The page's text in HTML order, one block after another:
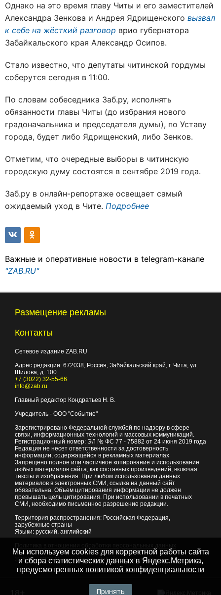
Однако на это время главу Читы и его заместителей
Александра Зенкова и Андрея Ядрищенского вызвал
к себе на жёсткий разговор врио губернатора
Забайкальского края Александр Осипов.
Стало известно, что депутаты читинской гордумы
соберутся сегодня в 11:00.
По словам собеседника Заб.ру, исполнять
обязанности главы Читы (до избрания нового
градоначальника и председателя думы), по Уставу
города, будет либо Ядрищенский, либо Зенков.
Отметим, что очередные выборы в читинскую
городскую думу состоятся в сентябре 2019 года.
Заб.ру в онлайн-репортаже освещает самый
ожидаемый уход в Чите. Подробнее
Важные и оперативные новости в telegram-канале
"ZAB.RU"
Размещение рекламы
Контакты
Сетевое издание ZAB.RU
Адрес редакции: 672038, Россия, Забайкальский край, г. Чита, ул.
Шилова, д. 100
+7 (3022) 32-55-66
info@zab.ru
Главный редактор Кондратьев Н. В.
Учредитель - ООО "Событие"
Зарегистрировано Федеральной службой по надзору в сфере
связи, информационных технологий и массовых коммуникаций.
Регистрационный номер: ЭЛ № ФС 77 - 75882 от 24 июня 2019 года
Редакция не несет ответственности за достоверность
информации, содержащейся в рекламных материалах
Запрещено полное или частичное копирование и использование
любых материалов сайта, как составных произведений, включая
тексты и изображения. При любом использовании данных
материалов в электронных СМИ, ссылка на данный сайт
обязательна. Объем цитирования информации не должен
превышать цель цитирования. При использовании в печатных
СМИ, необходимо письменное разрешение редакции.
Территория распространения: Российская Федерация,
зарубежные страны
Языки: русский, английский
© 2007 - 2026Портал Читы и Забайкальского края
Мы используем cookies для корректной работы сайта
и сбора статистических данных в Яндекс.Метрика,
предусмотренных политикой конфиденциальности
Принять